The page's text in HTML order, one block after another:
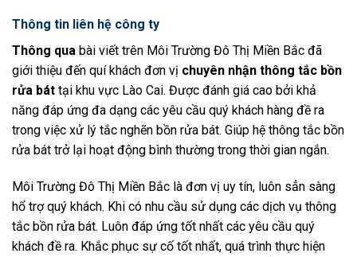
Thông tin liên hệ công ty
Thông qua bài viết trên Môi Trường Đô Thị Miền Bắc đã
giới thiệu đến quí khách đơn vị chuyên nhận thông tắc bồn
rửa bát tại khu vực Lào Cai. Được đánh giá cao bởi khả
năng đáp ứng đa dạng các yêu cầu quý khách hàng đề ra
trong việc xử lý tắc nghẽn bồn rửa bát. Giúp hệ thông tắc bồn
rửa bát trở lại hoạt động bình thường trong thời gian ngắn.
Môi Trường Đô Thị Miền Bắc là đơn vị uy tín, luôn sẳn sàng
hổ trợ quý khách. Khi có nhu cầu sử dụng các dịch vụ thông
tắc bồn rửa bát. Luôn đáp ứng tốt nhất các yêu cầu quý
khách đề ra. Khắc phục sự cố tốt nhất, quá trình thực hiện